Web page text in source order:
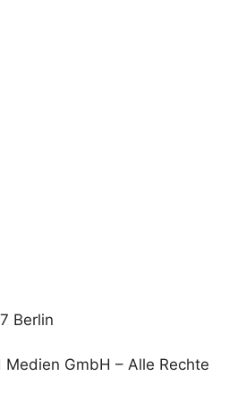
Berlin
GmbH – Alle Rechte